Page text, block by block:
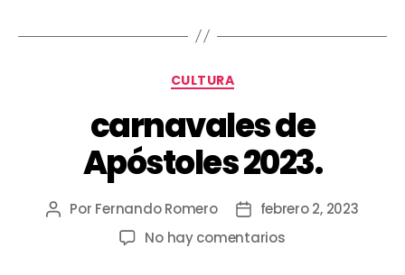
CULTURA
carnavales de
Apóstoles 2023.
Por Fernando Romero
febrero 2, 2023
No hay comentarios